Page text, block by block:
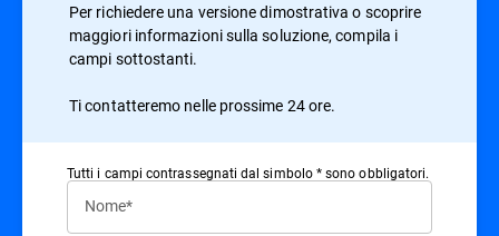
Per richiedere una versione dimostrativa o scoprire
maggiori informazioni sulla soluzione, compila i
campi sottostanti.
Ti contatteremo nelle prossime 24 ore.
Tutti i campi contrassegnati dal simbolo * sono obbligatori.
Nome*